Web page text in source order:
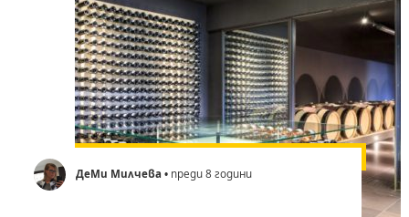
ДеМи Милчева • преди 8 години